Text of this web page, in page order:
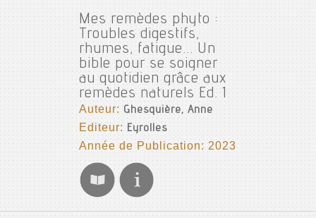
Mes remèdes phyto :
Troubles digestifs,
rhumes, fatigue... Un
bible pour se soigner
au quotidien grâce aux
remèdes naturels Ed. 1
Auteur:Ghesquière, Anne
Editeur: Eyrolles
Année de Publication: 2023